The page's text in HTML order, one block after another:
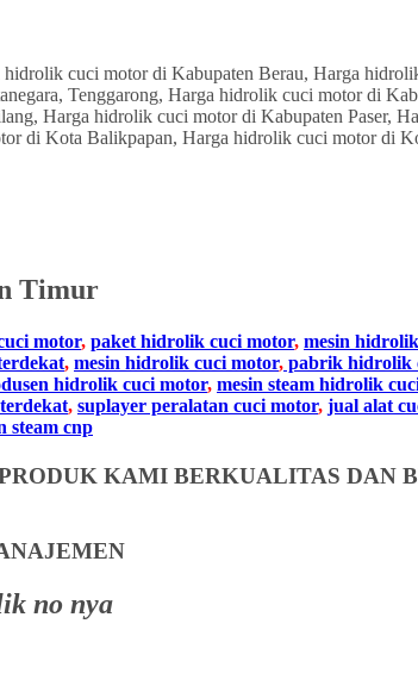
Timur
motor, paket hidrolik cuci motor, mesin
, mesin hidrolik cuci motor, pabrik hidrolik
hidrolik cuci motor, mesin steam hidrolik
, suplayer peralatan cuci motor, jual alat
steam cnp
KAMI BERKUALITAS DAN
no nya